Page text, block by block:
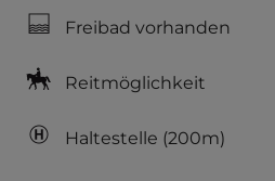
Freibad vorhanden
Reitmöglichkeit
Haltestelle (200m)